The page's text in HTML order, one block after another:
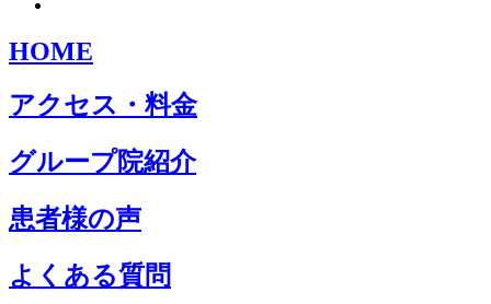
HOME
アクセス・料金
グループ院紹介
患者様の声
よくある質問